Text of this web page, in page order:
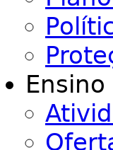
Ensino